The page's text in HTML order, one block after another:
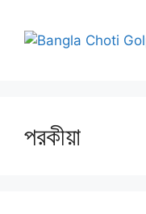
content
পরকীয়া